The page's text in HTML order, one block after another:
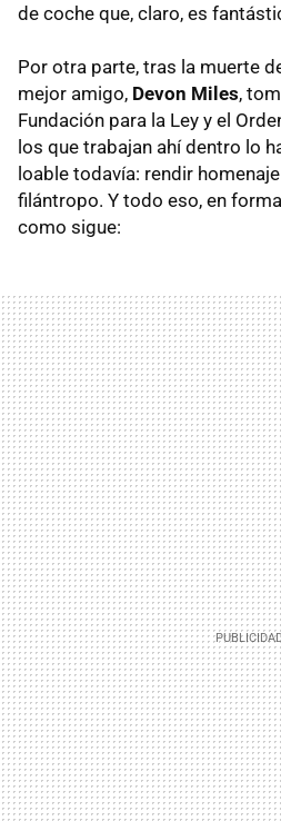
de coche que, claro, es
Por otra parte, tras la muerte
mejor amigo, Devon Miles,
Fundación para la Ley y el
los que trabajan ahí dentro lo
loable todavía: rendir
filántropo. Y todo eso, en
como sigue: